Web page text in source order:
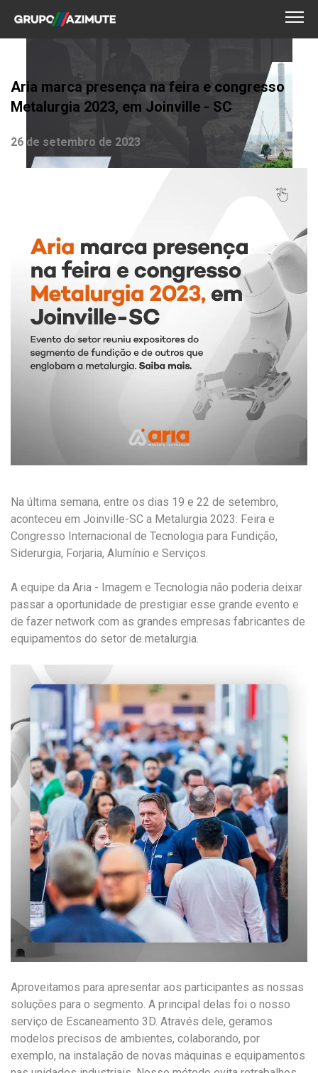
Aria marca presença na feira e congresso
Metalurgia 2023, em Joinville - SC
26 de setembro de 2023
Na última semana, entre os dias 19 e 22 de setembro,
aconteceu em Joinville-SC a Metalurgia 2023: Feira e
Congresso Internacional de Tecnologia para Fundição,
Siderurgia, Forjaria, Alumínio e Serviços.
A equipe da Aria - Imagem e Tecnologia não poderia deixar
passar a oportunidade de prestigiar esse grande evento e
de fazer network com as grandes empresas fabricantes de
equipamentos do setor de metalurgia.
Aproveitamos para apresentar aos participantes as nossas
soluções para o segmento. A principal delas foi o nosso
serviço de Escaneamento 3D. Através dele, geramos
modelos precisos de ambientes, colaborando, por
exemplo, na instalação de novas máquinas e equipamentos